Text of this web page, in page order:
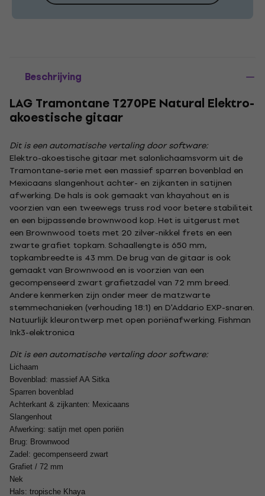
Beschrijving
LAG Tramontane T270PE Natural Elektro-
akoestische gitaar
Dit is een automatische vertaling door software:
Elektro-akoestische gitaar met salonlichaamsvorm uit de
Tramontane-serie met een massief sparren bovenblad en
Mexicaans slangenhout achter- en zijkanten in satijnen
afwerking. De hals is ook gemaakt van khayahout en is
voorzien van een tweewegs truss rod voor betere stabiliteit
en een bijpassende brownwood kop. Het is uitgerust met
een Brownwood toets met 20 zilver-nikkel frets en een
zwarte grafiet topkam. Schaallengte is 650 mm,
topkambreedte is 43 mm. De brug van de gitaar is ook
gemaakt van Brownwood en is voorzien van een
gecompenseerd zwart grafietzadel van 72 mm breed.
Andere kenmerken zijn onder meer de matzwarte
stemmechanieken (verhouding 18:1) en D'Addario EXP-snaren.
Natuurlijk kleurontwerp met open poriënafwerking. Fishman
Ink3-elektronica
Dit is een automatische vertaling door software:
Lichaam
Bovenblad: massief AA Sitka
Sparren bovenblad
Achterkant & zijkanten: Mexicaans
Slangenhout
Afwerking: satijn met open poriën
Brug: Brownwood
Zadel: gecompenseerd zwart
Grafiet / 72 mm
Nek
Hals: tropische Khaya